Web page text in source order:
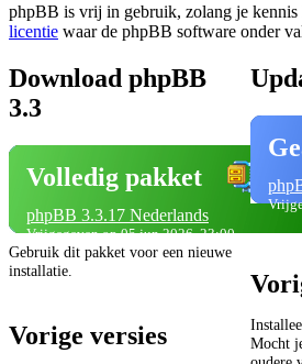
phpBB is vrij in gebruik, zolang je kennis
licentie waar de phpBB software onder
Download phpBB
3.3
Volledig pakket
phpBB 3.3.17 Nederlands
Vrijgegeven op 05 jun 2026, 23:00
Gebruik dit pakket voor een nieuwe
installatie.
Vorige versies
Mocht